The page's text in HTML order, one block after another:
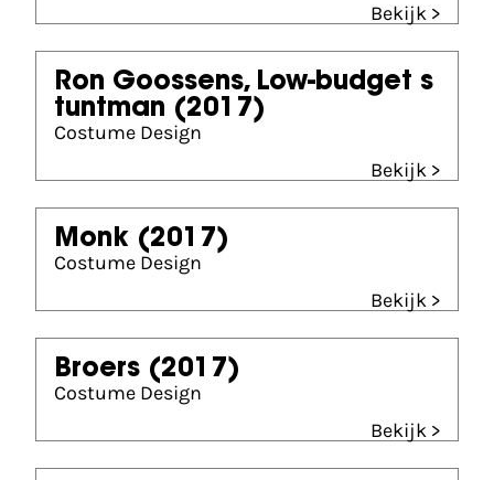
Bekijk >
Ron Goossens, Low-budget s
tuntman (2017)
Costume Design
Bekijk >
Monk (2017)
Costume Design
Bekijk >
Broers (2017)
Costume Design
Bekijk >